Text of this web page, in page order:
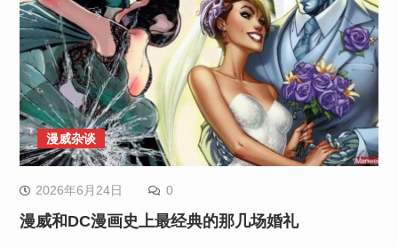
漫威杂谈
2026年6月24日 0
漫威和DC漫画史上最经典的那几场婚礼